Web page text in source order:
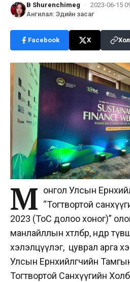
B Shurenchimeg · 2023-06-15
Ангилал: Эдийн засаг
Facebook X
М онгол Улсын
“Тогтвортой
2023 (ТоС долоо хоног)”
манлайллын хөтөлбөр, өндөр
хэлэлцүүлэг, цуврал арга
Улсын Ерөнхийлөгчийн
Тогтвортой Санхүүгийн